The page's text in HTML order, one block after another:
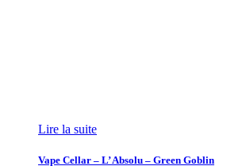
Lire la suite
Vape Cellar – L’ Absolu – Green Goblin